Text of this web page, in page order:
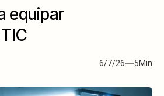
equipar
6/7/26 5Min